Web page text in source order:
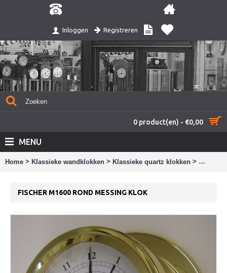
Inloggen Registreren
0 product(en) - €0,00
MENU
Home > Klassieke wandklokken > Klassieke quartz klokken > Fischer
FISCHER M1600 ROND MESSING KLOK